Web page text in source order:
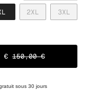
VARIANTE
ÉPUISÉE
DISPONIBLE
2XL VARIANTE
ÉPUISÉE
DISPONIBLE
3XL
ÉPUISÉE
€150,00 €
sous 30 jours